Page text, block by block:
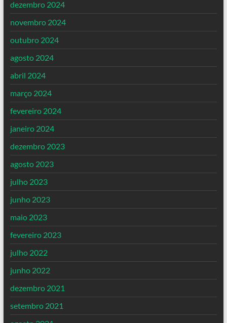
dezembro 2024
novembro 2024
outubro 2024
agosto 2024
abril 2024
março 2024
fevereiro 2024
janeiro 2024
dezembro 2023
agosto 2023
julho 2023
junho 2023
maio 2023
fevereiro 2023
julho 2022
junho 2022
dezembro 2021
setembro 2021